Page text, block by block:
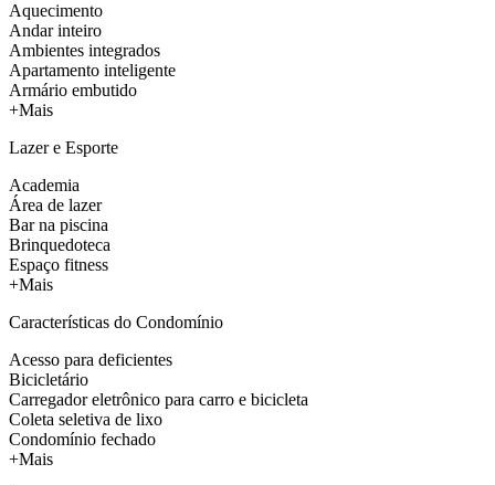
Aquecimento
Andar inteiro
Ambientes integrados
Apartamento inteligente
Armário embutido
+Mais
Lazer e Esporte
Academia
Área de lazer
Bar na piscina
Brinquedoteca
Espaço fitness
+Mais
Características do Condomínio
Acesso para deficientes
Bicicletário
Carregador eletrônico para carro e bicicleta
Coleta seletiva de lixo
Condomínio fechado
+Mais